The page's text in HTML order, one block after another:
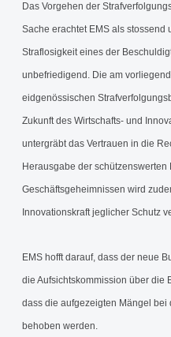
Das Vorgehen der
Sache erachtet EMS als stossend
Straflosigkeit eines der
unbefriedigend. Die am
eidgenössischen
Zukunft des Wirtschafts- und
untergräbt das Vertrauen in die
Herausgabe der schützenswerten
Geschäftsgeheimnissen wird
Innovationskraft jeglicher Schutz
EMS hofft darauf, dass der neue
die Aufsichtskommission über die
dass die aufgezeigten Mängel
behoben werden.